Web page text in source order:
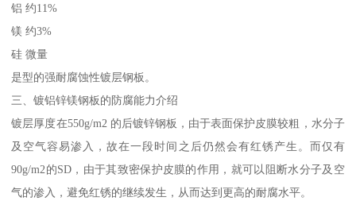
铝 约11%
镁 约3%
硅 微量
是型的强耐腐蚀性镀层钢板。
三、镀铝锌镁钢板的防腐能力介绍
镀层厚度在550g/m2 的后镀锌钢板，由于表面保护皮膜较粗，水分子
及空气容易渗入，故在一段时间之后仍然会有红锈产生。而仅有
90g/m2的SD，由于其致密保护皮膜的作用，就可以阻断水分子及空
气的渗入，避免红锈的继续发生，从而达到更高的耐腐水平。